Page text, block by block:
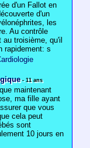
d'un Fallot en
d'un
les
Au contrôle
troisième, qu'il
rapidement: s
- 11 ans
maintenant
ma fille ayant
que vous
cela peut
sont
10 jours en